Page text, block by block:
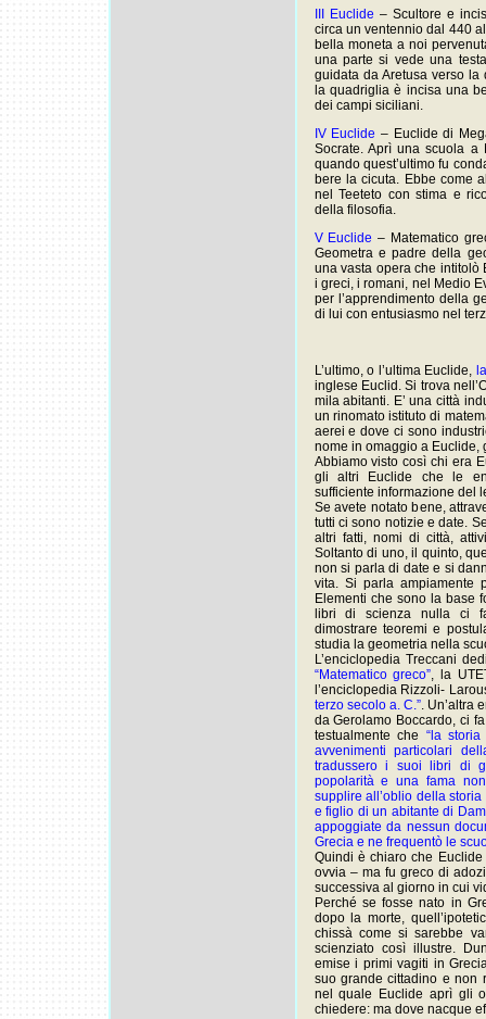
III Euclide – Scultore e
circa un ventennio dal 440
bella moneta a noi
una parte si vede una
guidata da Aretusa verso
la quadriglia è incisa una
dei campi siciliani.
IV Euclide – Euclide di
Socrate. Aprì una scuola
quando quest’ultimo fu
bere la cicuta. Ebbe come
nel Teeteto con stima e
della filosofia.
V Euclide – Matematico
Geometra e padre della
una vasta opera che intitolò
i greci, i romani, nel Medio
per l’apprendimento della
di lui con entusiasmo nel
L’ultimo, o l’ultima Euclide,
inglese Euclid. Si trova
mila abitanti. E’ una città
un rinomato istituto di
aerei e dove ci sono
nome in omaggio a Euclide,
Abbiamo visto così chi era
gli altri Euclide che le
sufficiente informazione del
Se avete notato bene,
tutti ci sono notizie e date.
altri fatti, nomi di città,
Soltanto di uno, il quinto,
non si parla di date e si
vita. Si parla ampiamente
Elementi che sono la base
libri di scienza nulla ci
dimostrare teoremi e
studia la geometria nella
L’enciclopedia Treccani
“Matematico greco”, la
l’enciclopedia Rizzoli-
terzo secolo a. C.”. Un’altra
da Gerolamo Boccardo, ci
testualmente che “la
avvenimenti particolari
tradussero i suoi libri di
popolarità e una fama
supplire all’oblio della
e figlio di un abitante di
appoggiate da nessun
Grecia e ne frequentò le
Quindi è chiaro che
ovvia – ma fu greco di
successiva al giorno in cui
Perché se fosse nato in
dopo la morte,
chissà come si sarebbe
scienziato così illustre.
emise i primi vagiti in
suo grande cittadino e non
nel quale Euclide aprì gli
chiedere: ma dove nacque